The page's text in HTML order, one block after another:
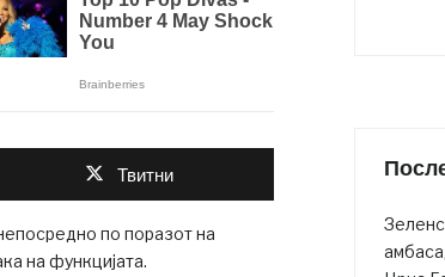
Твитни
по поразот на
на функцијата.